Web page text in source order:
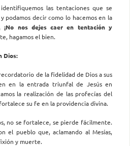
las tentaciones que se
podamos decir como lo hacemos en la
¡No nos dejes caer en tentación y
hagamos el bien.
Dios:
de la fidelidad de Dios a sus
en la entrada triunfal de Jesús en
la realización de las profecías del
su fe en la providencia divina.
no se fortalece, se pierde fácilmente.
el pueblo que, aclamando al Mesías,
y muerte.